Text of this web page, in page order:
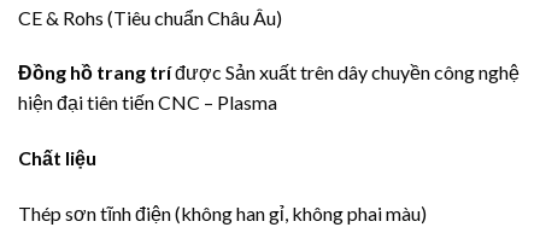
CE & Rohs (Tiêu chuẩn Châu Âu)
Đồng hồ trang tríđược Sản xuất trên dây chuyền công nghệ
hiện đại tiên tiến CNC – Plasma
Chất liệu
Thép sơn tĩnh điện (không han gỉ, không phai màu)